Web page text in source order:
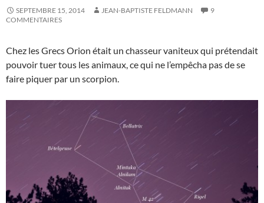
SEPTEMBRE 15, 2014 JEAN-BAPTISTE FELDMANN
9
COMMENTAIRES
Chez les Grecs Orion était un chasseur vaniteux qui prétendait
pouvoir tuer tous les animaux, ce qui ne l’empêcha pas de se
faire piquer par un scorpion.